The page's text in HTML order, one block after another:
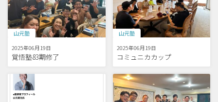
山元塾
2025年06月19日
覚悟塾83期修了
山元塾
2025年06月19日
コミュニカカップ